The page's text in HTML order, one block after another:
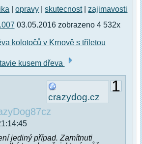
|opravy |skutecnost| zajimavosti
03.05.2016 zobrazeno 4 532x
kolotočů v Krnově s tříletou
kusem dřeva
1
crazydog.cz
jediný případ. Zamítnuti